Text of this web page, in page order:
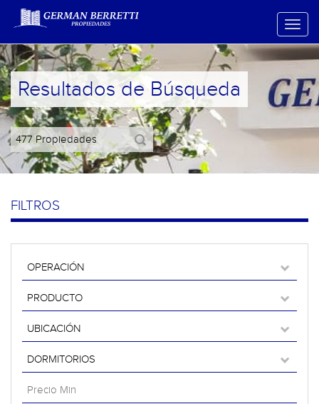
Resultados de Búsqueda
FILTROS